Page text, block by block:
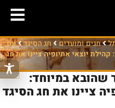
חגים ומועדים חג הסיגד
עם
יוצאי אתיופיה ציינו את חג
שהובא במיוחד:
ציינו את חג הסיגד